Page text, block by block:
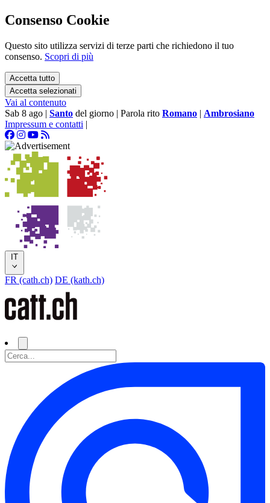
Consenso Cookie
Questo sito utilizza servizi di terze parti che richiedono il tuo
consenso. Scopri di più
Accetta tutto
Accetta selezionati
Vai al contenuto
Sab 8 ago | Santo del giorno | Parola rito Romano | Ambrosiano
Impressum e contatti |
IT
FR (cath.ch) DE (kath.ch)